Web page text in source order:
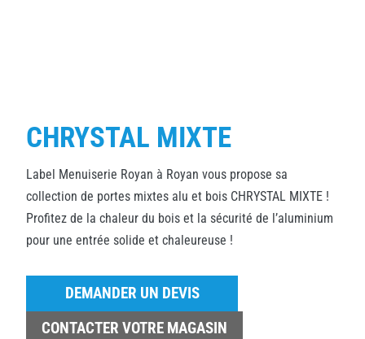
CHRYSTAL MIXTE
Label Menuiserie Royan à Royan vous propose sa
collection de portes mixtes alu et bois CHRYSTAL MIXTE !
Profitez de la chaleur du bois et la sécurité de l’aluminium
pour une entrée solide et chaleureuse !
DEMANDER UN DEVIS
CONTACTER VOTRE MAGASIN